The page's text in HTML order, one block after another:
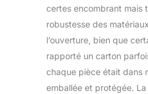
certes encombrant mais
robustesse des
l’ouverture, bien que
rapporté un carton
chaque pièce était dans
emballée et protégée.